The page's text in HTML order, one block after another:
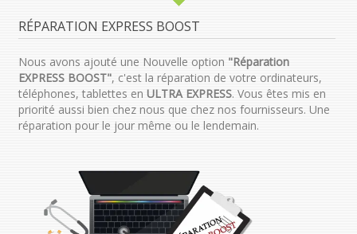
RÉPARATION EXPRESS BOOST
Nous avons ajouté une Nouvelle option "Réparation
EXPRESS BOOST", c'est la réparation de votre ordinateurs,
téléphones, tablettes en ULTRA EXPRESS. Vous êtes mis en
priorité aussi bien chez nous que chez nos fournisseurs. Une
réparation pour le jour même ou le lendemain.